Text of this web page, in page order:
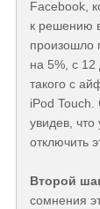
Facebook,
к решению
произошло
на 5%, с 12
такого с
iPod
увидев,
отключить
Второй ша
сомнения